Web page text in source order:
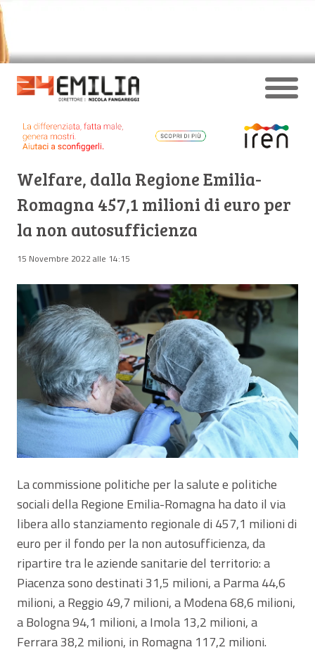
Welfare, dalla Regione Emilia-
Romagna 457,1 milioni di euro per
la non autosufficienza
15 Novembre 2022 alle 14:15
La commissione politiche per la salute e politiche
sociali della Regione Emilia-Romagna ha dato il via
libera allo stanziamento regionale di 457,1 milioni di
euro per il fondo per la non autosufficienza, da
ripartire tra le aziende sanitarie del territorio: a
Piacenza sono destinati 31,5 milioni, a Parma 44,6
milioni, a Reggio 49,7 milioni, a Modena 68,6 milioni,
a Bologna 94,1 milioni, a Imola 13,2 milioni, a
Ferrara 38,2 milioni, in Romagna 117,2 milioni.